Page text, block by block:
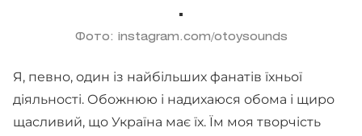
Фото: instagram.com/otoysounds
Я, певно, один із найбільших фанатів їхньої
діяльності. Обожнюю і надихаюся обома і щиро
щасливий, що Україна має їх. Їм моя творчість